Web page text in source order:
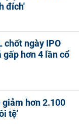
đích'
chốt ngày IPO
hơn 4 lần cổ
giảm hơn 2.100
tệ’